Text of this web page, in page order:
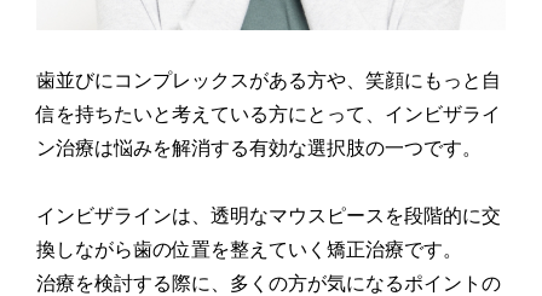
歯並びにコンプレックスがある方や、笑顔にもっと自
信を持ちたいと考えている方にとって、インビザライ
ン治療は悩みを解消する有効な選択肢の一つです。
インビザラインは、透明なマウスピースを段階的に交
換しながら歯の位置を整えていく矯正治療です。
治療を検討する際に、多くの方が気になるポイントの